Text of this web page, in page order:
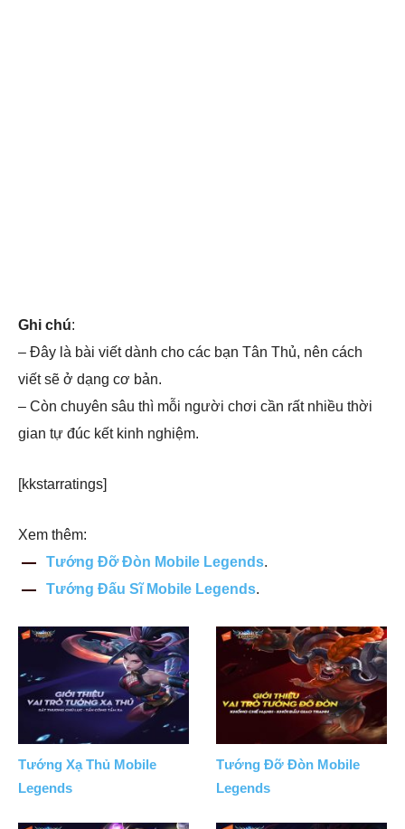
Ghi chú:
– Đây là bài viết dành cho các bạn Tân Thủ, nên cách
viết sẽ ở dạng cơ bản.
– Còn chuyên sâu thì mỗi người chơi cần rất nhiều thời
gian tự đúc kết kinh nghiệm.
[kkstarratings]
Xem thêm:
Tướng Đỡ Đòn Mobile Legends.
Tướng Đấu Sĩ Mobile Legends.
Tướng Xạ Thủ Mobile
Legends
Tướng Đỡ Đòn Mobile
Legends